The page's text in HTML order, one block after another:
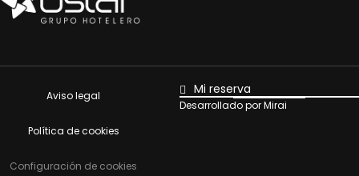
Aviso legal
Política de cookies
Configuración de cookies
Mi reserva
Desarrollado porMirai